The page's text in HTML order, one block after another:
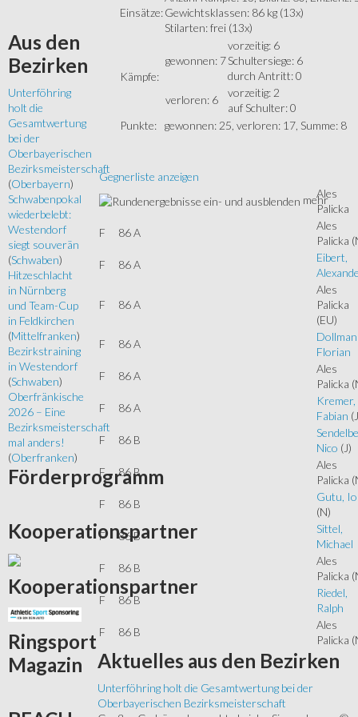
Einsätze:Gewichtsklassen: 86 kg (13x)
Stilarten: frei (13x)
Kämpfe:
gewonnen: 7
vorzeitig: 6
Schultersiege: 6
durch Antritt: 0
verloren: 6
vorzeitig: 2
auf Schulter: 0
Punkte: gewonnen: 25, verloren: 17, Summe: 8
Gegnerliste anzeigen
mehr
Ales
Palicka
F
86 A
Ales
Palicka
F
86 A
Eibert,
F 86 A
Ales
Palicka
(EU)
F
86 A
Florian
F
86 A
Ales
Palicka
F
86 A
Kremer,
Fabian
F
86 B
Nico (J)
F
86 B
Ales
Palicka
F
86 B
Gutu,
(N)
F
86 B
Sittel,
Michael
F
86 B
Ales
Palicka
F
86 B
Riedel,
Ralph
F
86 B
Ales
Palicka
Aktuelles aus den Bezirken
Unterföhring holt die Gesamtwertung bei der
Oberbayerischen Bezirksmeisterschaft
Aus den
Bezirken
Unterföhring
holt die
Gesamtwertung
bei der
Oberbayerischen
Bezirksmeisterschaft
(Oberbayern)
Schwabenpokal
wiederbelebt:
Westendorf
siegt souverän
(Schwaben)
Hitzeschlacht
in Nürnberg
und Team-Cup
in Feldkirchen
(Mittelfranken)
Bezirkstraining
in Westendorf
(Schwaben)
Oberfränkische
2026 – Eine
Bezirksmeisterschaft
mal anders!
(Oberfranken)
Förderprogramm
Kooperationspartner
Kooperationspartner
Ringsport
Magazin